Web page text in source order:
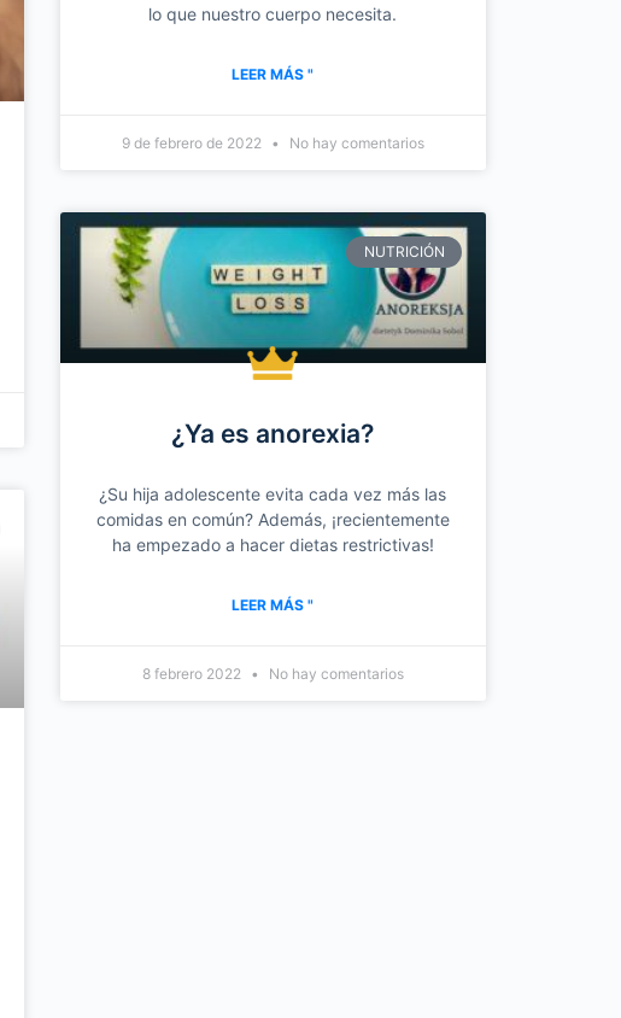
lo que nuestro cuerpo necesita.
LEER MÁS "
9 de febrero de 2022 No hay comentarios
NUTRICIÓN
¿Ya es anorexia?
¿Su hija adolescente evita cada vez más las
comidas en común? Además, ¡recientemente
ha empezado a hacer dietas restrictivas!
LEER MÁS "
8 febrero 2022 No hay comentarios